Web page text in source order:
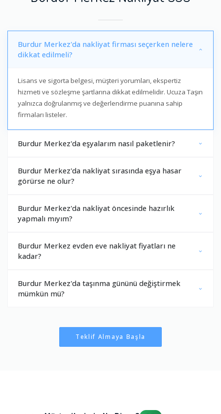
Burdur Merkez'da nakliyat firması seçerken nelere
dikkat edilmeli?
Lisans ve sigorta belgesi, müşteri yorumları, ekspertiz
hizmeti ve sözleşme şartlarına dikkat edilmelidir. Ucuza Taşın
yalnızca doğrulanmış ve değerlendirme puanına sahip
firmaları listeler.
Burdur Merkez'da eşyalarım nasıl paketlenir?
Burdur Merkez'da nakliyat sırasında eşya hasar
görürse ne olur?
Burdur Merkez'da nakliyat öncesinde hazırlık
yapmalı mıyım?
Burdur Merkez evden eve nakliyat fiyatları ne
kadar?
Burdur Merkez'da taşınma gününü değiştirmek
mümkün mü?
Teklif Almaya Başla